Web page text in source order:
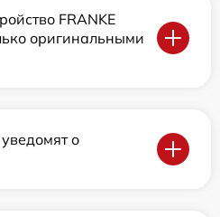
FRANKE
оригинальными
о